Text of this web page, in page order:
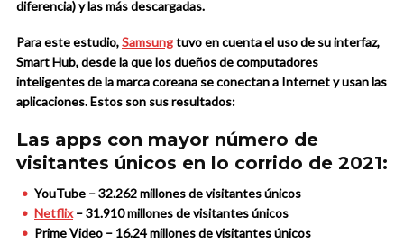
diferencia) y las más descargadas.
Para este estudio,Samsungtuvo en cuenta el uso de su interfaz,
Smart Hub, desde la que los dueños de computadores
inteligentes de la marca coreana se conectan a Internet y usan las
aplicaciones. Estos son sus resultados:
Las apps con mayor número de
visitantes únicos en lo corrido de 2021:
YouTube – 32.262 millones de visitantes únicos
Netflix– 31.910 millones de visitantes únicos
Prime Video – 16.24 millones de visitantes únicos